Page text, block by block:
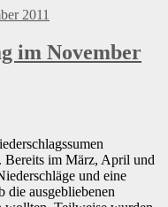
im November
Bereits im März, April und
und eine
die ausgebliebenen